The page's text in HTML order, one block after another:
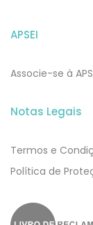
APSEI
Associe-se à
Notas Legais
Termos e
​​Política de